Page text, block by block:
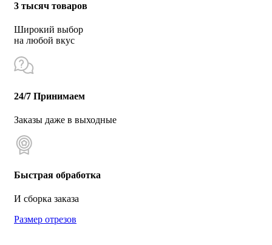
3 тысяч товаров
Широкий выбор
на любой вкус
24/7 Принимаем
Заказы даже в выходные
Быстрая обработка
И сборка заказа
Размер отрезов